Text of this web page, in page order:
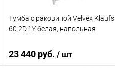
Тумба с раковиной Velvex Klaufs
60.2D.1Y белая, напольная
23 440 руб. / шт